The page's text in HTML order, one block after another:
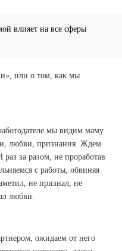
влияет на все сферы
мы видим маму
любви, признания. Ждем
за разом, не проработав
с работы, обвиняя
не признал, не
любви.
ожидаем от него